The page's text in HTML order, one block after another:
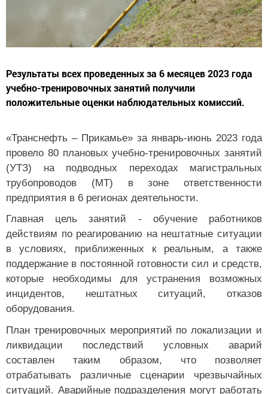
Результаты всех проведенных за 6 месяцев 2023 года
учебно-тренировочных занятий получили
положительные оценки наблюдательных комиссий.
«Транснефть – Прикамье» за январь-июнь 2023 года
провело 80 плановых учебно-тренировочных занятий
(УТЗ) на подводных переходах магистральных
трубопроводов (МТ) в зоне ответственности
предприятия в 6 регионах деятельности.
Главная цель занятий - обучение работников
действиям по реагированию на нештатные ситуации
в условиях, приближенных к реальным, а также
поддержание в постоянной готовности сил и средств,
которые необходимы для устранения возможных
инцидентов, нештатных ситуаций, отказов
оборудования.
План тренировочных мероприятий по локализации и
ликвидации последствий условных аварий
составлен таким образом, что позволяет
отрабатывать различные сценарии чрезвычайных
ситуаций. Аварийные подразделения могут работать